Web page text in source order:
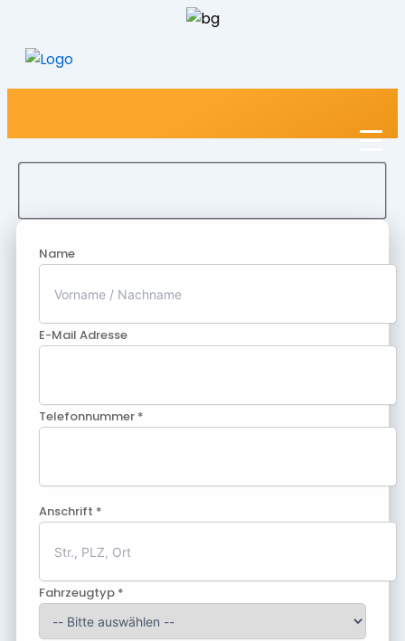
Name
E-Mail Adresse
Telefonnummer *
Anschrift *
Fahrzeugtyp *